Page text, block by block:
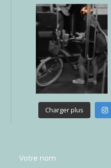
Charger plus